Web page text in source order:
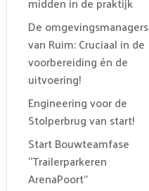
De omgevingsmanagers
van Ruim: Cruciaal in de
voorbereiding én de
uitvoering!
Engineering voor de
Stolperbrug van start!
Start Bouwteamfase
“Trailerparkeren
ArenaPoort”